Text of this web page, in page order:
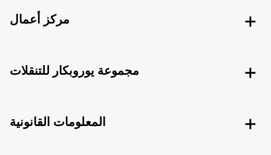
مركز أعمال
مجموعة يوروبكار للتنقلات
المعلومات القانونية